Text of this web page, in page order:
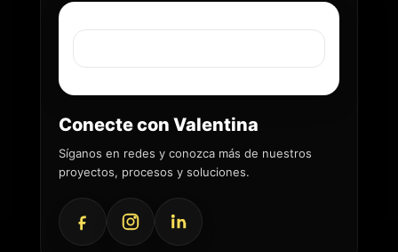
Conecte con Valentina
Síganos en redes y conozca más de nuestros
proyectos, procesos y soluciones.